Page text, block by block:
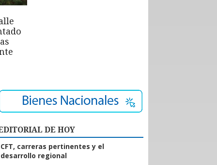
DE HOY
CFT, carreras pertinentes y el
desarrollo regional